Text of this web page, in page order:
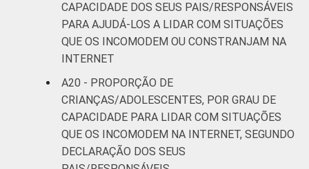
CAPACIDADE DOS SEUS PAIS/RESPONSÁVEIS
PARA AJUDÁ-LOS A LIDAR COM SITUAÇÕES
QUE OS INCOMODEM OU CONSTRANJAM NA
INTERNET
A20 - PROPORÇÃO DE
CRIANÇAS/ADOLESCENTES, POR GRAU DE
CAPACIDADE PARA LIDAR COM SITUAÇÕES
QUE OS INCOMODEM NA INTERNET, SEGUNDO
DECLARAÇÃO DOS SEUS